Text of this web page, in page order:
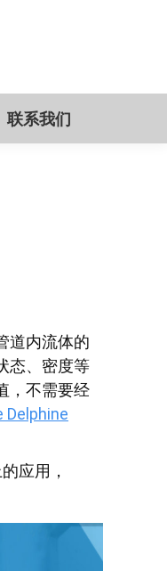
联系我们
道内流体的
态、密度等
，不需要经
Delphine
应用，